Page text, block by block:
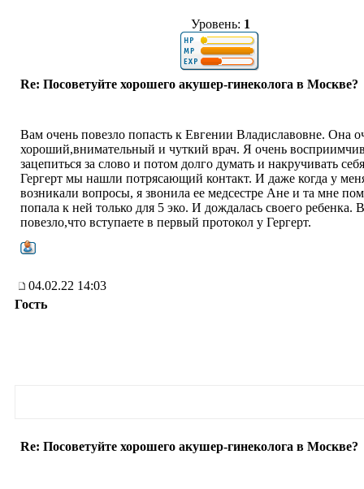
Уровень: 1
Re: Посоветуйте хорошего акушер-гинеколога в Москве?
Вам очень повезло попасть к Евгении Владиславовне. Она
хороший,внимательный и чуткий врач. Я очень
зацепиться за слово и потом долго думать и накручивать
Гергерт мы нашли потрясающий контакт. И даже когда у
возникали вопросы, я звонила ее медсестре Ане и та мне
попала к ней только для 5 эко. И дождалась своего ребенка.
повезло,что вступаете в первый протокол у Гергерт.
04.02.22 14:03
Гость
Re: Посоветуйте хорошего акушер-гинеколога в Москве?